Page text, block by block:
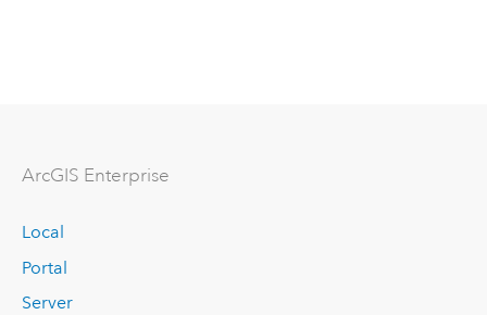
ArcGIS Enterprise
Local
Portal
Server